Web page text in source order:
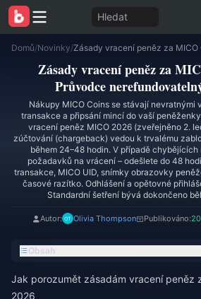
Hledat
Domů/Novinky/
Zásady vracení peněz za
Průvodce
Nákupy MICO Coins se stávají nevratnými
transakce a připsání mincí do vaší
vracení peněz MICO 2026 (zveřejněno 2.
zúčtování (chargeback) vedou k trvalému
během 24–48 hodin. V případě chybějících
požadavků na vrácení – odešlete do 48
transakce, MICO UID, snímky obrazovky
časové razítko. Odhlášení a opětovné
Standardní šetření bývá dokončeno
Autor: Olivia Thompson Publikováno:
Obsah
Jak porozumět zásadám vracení peněz
2026